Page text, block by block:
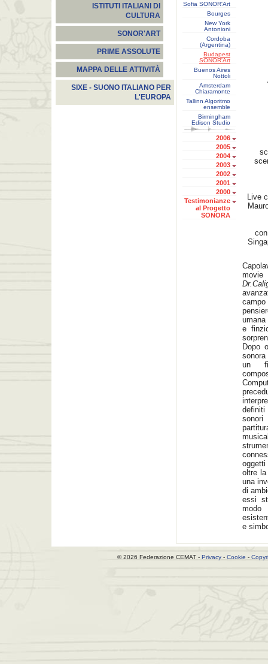
ISTITUTI ITALIANI DI
CULTURA
SONOR'ART
PRIME ASSOLUTE
MAPPA DELLE ATTIVITÀ
SIXE - SUONO ITALIANO PER
L'EUROPA
Sofia SONOR'Art
Bourges
New York
Antonioni
Cordoba
(Argentina)
Budapest
SONOR'Art
Buenos Aires
Nottoli
Amsterdam
Chiaramonte
Tallinn Algoritmo
ensemble
Birmingham
Edison Studio
2006
2005
2004
2003
2002
2001
2000
Testimonianze
al Progetto
SONORA
Live
e
Dopo
un
definiti
sonori
oltre
una
di
essi
modo
e
© 2026 Federazione CEMAT - Privacy- Cookie -